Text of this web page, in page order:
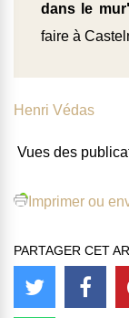
dans le
faire à
Henri Védas
Vues des
Imprimer ou
PARTAGER CET